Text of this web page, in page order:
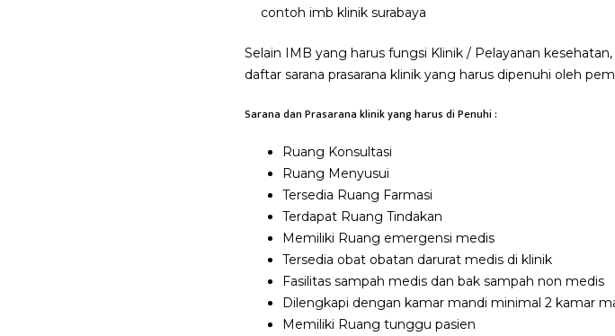
contoh imb klinik surabaya
Selain IMB yang harus fungsi Klinik / Pelayanan
daftar sarana prasarana klinik yang harus dipenuhi oleh
Sarana dan Prasarana klinik yang harus di Penuhi :
Ruang Konsultasi
Ruang Menyusui
Tersedia Ruang Farmasi
Terdapat Ruang Tindakan
Memiliki Ruang emergensi medis
Tersedia obat obatan darurat medis di klinik
Fasilitas sampah medis dan bak sampah non medis
Dilengkapi dengan kamar mandi minimal 2 kamar
Memiliki Ruang tunggu pasien